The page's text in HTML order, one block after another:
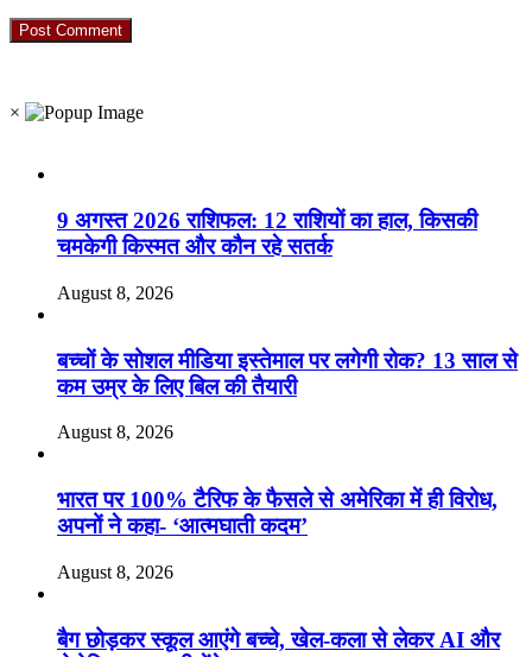
×
9 अगस्त 2026 राशिफल: 12 राशियों का हाल, किसकी
चमकेगी किस्मत और कौन रहे सतर्क
August 8, 2026
बच्चों के सोशल मीडिया इस्तेमाल पर लगेगी रोक? 13 साल से
कम उम्र के लिए बिल की तैयारी
August 8, 2026
भारत पर 100% टैरिफ के फैसले से अमेरिका में ही विरोध,
अपनों ने कहा- ‘आत्मघाती कदम’
August 8, 2026
बैग छोड़कर स्कूल आएंगे बच्चे, खेल-कला से लेकर AI और